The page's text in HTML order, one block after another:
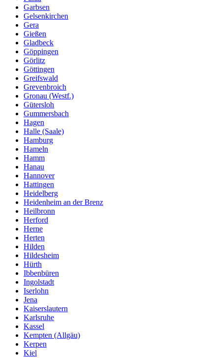
Garbsen
Gelsenkirchen
Gera
Gießen
Gladbeck
Göppingen
Görlitz
Göttingen
Greifswald
Grevenbroich
Gronau (Westf.)
Gütersloh
Gummersbach
Hagen
Halle (Saale)
Hamburg
Hameln
Hamm
Hanau
Hannover
Hattingen
Heidelberg
Heidenheim an der Brenz
Heilbronn
Herford
Herne
Herten
Hilden
Hildesheim
Hürth
Ibbenbüren
Ingolstadt
Iserlohn
Jena
Kaiserslautern
Karlsruhe
Kassel
Kempten (Allgäu)
Kerpen
Kiel